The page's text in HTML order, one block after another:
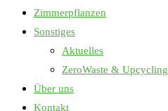
Zimmerpflanzen
Sonstiges
Aktuelles
ZeroWaste & Upcycling
Über uns
Kontakt